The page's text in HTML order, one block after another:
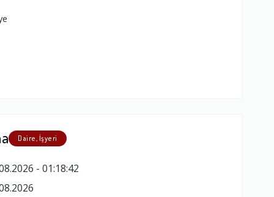
Daire, İşyeri
- 01:18:42